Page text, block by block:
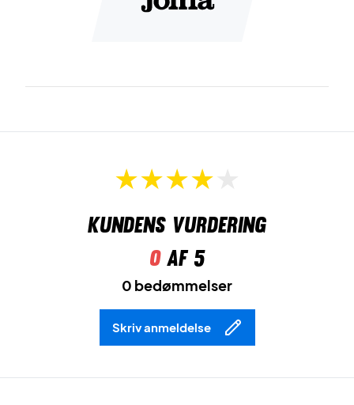
Kundens vurdering
0af 5
0 bedømmelser
Skriv anmeldelse